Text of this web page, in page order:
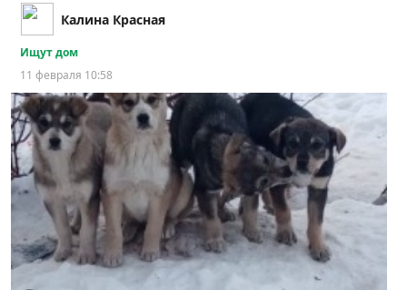
Калина Красная
Ищут дом
11 февраля 10:58